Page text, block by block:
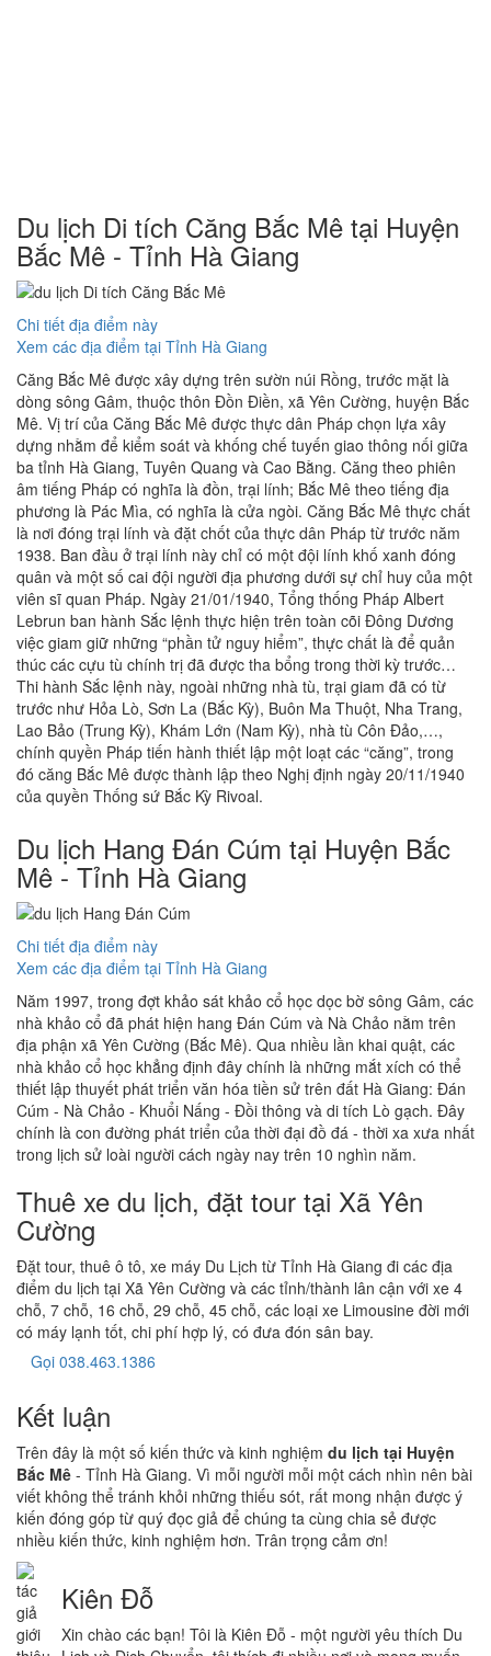
Du lịch Di tích Căng Bắc Mê tại Huyện
Bắc Mê - Tỉnh Hà Giang
Chi tiết địa điểm này
Xem các địa điểm tại Tỉnh Hà Giang
Căng Bắc Mê được xây dựng trên sườn núi Rồng, trước mặt là
dòng sông Gâm, thuộc thôn Đồn Điền, xã Yên Cường, huyện Bắc
Mê. Vị trí của Căng Bắc Mê được thực dân Pháp chọn lựa xây
dựng nhằm để kiểm soát và khống chế tuyến giao thông nối giữa
ba tỉnh Hà Giang, Tuyên Quang và Cao Bằng. Căng theo phiên
âm tiếng Pháp có nghĩa là đồn, trại lính; Bắc Mê theo tiếng địa
phương là Pác Mìa, có nghĩa là cửa ngòi. Căng Bắc Mê thực chất
là nơi đóng trại lính và đặt chốt của thực dân Pháp từ trước năm
1938. Ban đầu ở trại lính này chỉ có một đội lính khố xanh đóng
quân và một số cai đội người địa phương dưới sự chỉ huy của một
viên sĩ quan Pháp. Ngày 21/01/1940, Tổng thống Pháp Albert
Lebrun ban hành Sắc lệnh thực hiện trên toàn cõi Đông Dương
việc giam giữ những “phần tử nguy hiểm”, thực chất là để quản
thúc các cựu tù chính trị đã được tha bổng trong thời kỳ trước…
Thi hành Sắc lệnh này, ngoài những nhà tù, trại giam đã có từ
trước như Hỏa Lò, Sơn La (Bắc Kỳ), Buôn Ma Thuột, Nha Trang,
Lao Bảo (Trung Kỳ), Khám Lớn (Nam Kỳ), nhà tù Côn Đảo,…,
chính quyền Pháp tiến hành thiết lập một loạt các “căng”, trong
đó căng Bắc Mê được thành lập theo Nghị định ngày 20/11/1940
của quyền Thống sứ Bắc Kỳ Rivoal.
Du lịch Hang Đán Cúm tại Huyện Bắc
Mê - Tỉnh Hà Giang
Chi tiết địa điểm này
Xem các địa điểm tại Tỉnh Hà Giang
Năm 1997, trong đợt khảo sát khảo cổ học dọc bờ sông Gâm, các
nhà khảo cổ đã phát hiện hang Đán Cúm và Nà Chảo nằm trên
địa phận xã Yên Cường (Bắc Mê). Qua nhiều lần khai quật, các
nhà khảo cổ học khẳng định đây chính là những mắt xích có thể
thiết lập thuyết phát triển văn hóa tiền sử trên đất Hà Giang: Đán
Cúm - Nà Chảo - Khuổi Nấng - Đồi thông và di tích Lò gạch. Đây
chính là con đường phát triển của thời đại đồ đá - thời xa xưa nhất
trong lịch sử loài người cách ngày nay trên 10 nghìn năm.
Thuê xe du lịch, đặt tour tại Xã Yên
Cường
Đặt tour, thuê ô tô, xe máy Du Lịch từ Tỉnh Hà Giang đi các địa
điểm du lịch tại Xã Yên Cường và các tỉnh/thành lân cận với xe 4
chỗ, 7 chỗ, 16 chỗ, 29 chỗ, 45 chỗ, các loại xe Limousine đời mới
có máy lạnh tốt, chi phí hợp lý, có đưa đón sân bay.
Gọi 038.463.1386
Kết luận
Trên đây là một số kiến thức và kinh nghiệm du lịch tại Huyện
Bắc Mê - Tỉnh Hà Giang. Vì mỗi người mỗi một cách nhìn nên bài
viết không thể tránh khỏi những thiếu sót, rất mong nhận được ý
kiến đóng góp từ quý đọc giả để chúng ta cùng chia sẻ được
nhiều kiến thức, kinh nghiệm hơn. Trân trọng cảm ơn!
Kiên Đỗ
Xin chào các bạn! Tôi là Kiên Đỗ - một người yêu thích Du